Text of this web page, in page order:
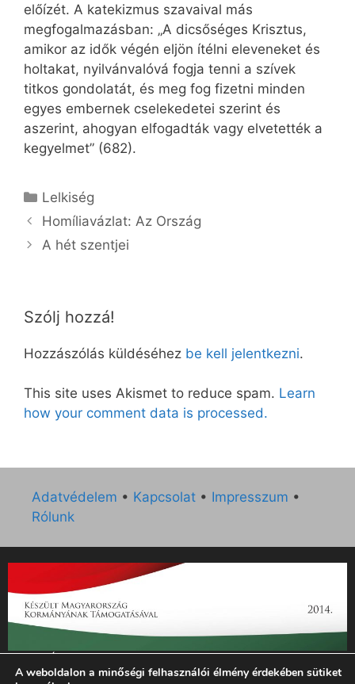
előízét. A katekizmus szavaival más
megfogalmazásban: „A dicsőséges Krisztus,
amikor az idők végén eljön ítélni eleveneket és
holtakat, nyilvánvalóvá fogja tenni a szívek
titkos gondolatát, és meg fog fizetni minden
egyes embernek cselekedetei szerint és
aszerint, ahogyan elfogadták vagy elvetették a
kegyelmet” (682).
Kategória
Lelkiség
Homíliavázlat: Az Ország
A hét szentjei
Szólj hozzá!
Hozzászólás küldéséhez be kell jelentkezni.
This site uses Akismet to reduce spam. Learn
how your comment data is processed.
Adatvédelem • Kapcsolat • Impresszum •
Rólunk
„Az Új Ember katolikus hetilap 2014. évi működésének
támogatását az EGYH-KCP-14-P-0121 sz. támogatási
A weboldalon a minőségi felhasználói élmény érdekében sütiket